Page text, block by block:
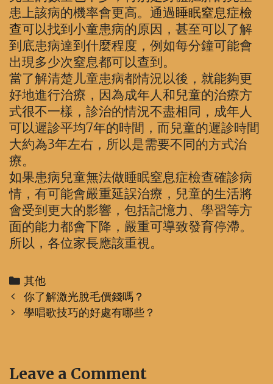
患上該病的機率會更高。通過睡眠窒息症檢
查可以找到小童患病的原因，甚至可以了解
到底患病達到什麼程度，例如每分鐘可能會
出現多少次窒息都可以查到。
當了解清楚儿童患病都情況以後，就能夠更
好地進行治療，因為成年人和兒童的治療方
式很不一樣，診治的情況不盡相同，成年人
可以遲診平均7年的時間，而兒童的遲診時間
大約為3年左右，所以是需要不同的方式治
療。
如果患病兒童無法做睡眠窒息症檢查確診病
情，有可能會嚴重延誤治療，兒童的生活將
會受到更大的影響，包括記憶力、學習等方
面的能力都會下降，嚴重可導致發育停滯。
所以，各位家長應該重視。
Categories
其他
Post
navigation
你了解激光脫毛價錢嗎？
學唱歌技巧的好處有哪些？
Leave a Comment